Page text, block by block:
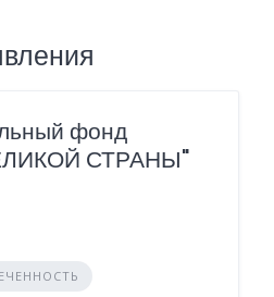
фонд
СТРАНЫ"